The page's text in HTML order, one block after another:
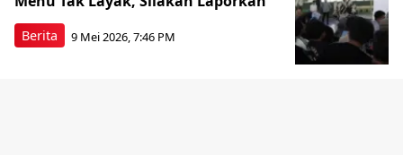
Berita 9 Mei 2026, 7:46 PM